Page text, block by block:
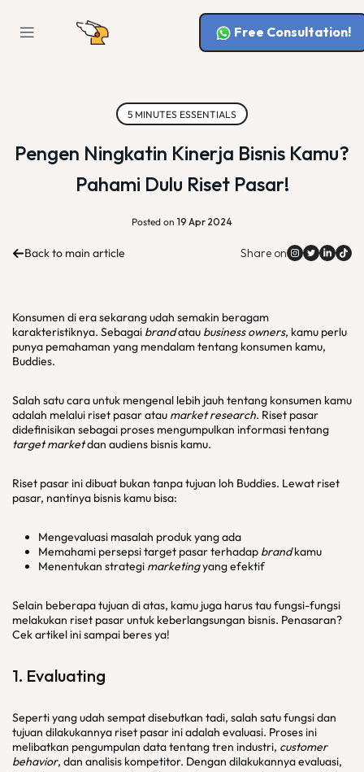
Free Consultation!
5 MINUTES ESSENTIALS
Pengen Ningkatin Kinerja Bisnis Kamu?
Pahami Dulu Riset Pasar!
Posted on 19 Apr 2024
Back to main article Share on
Konsumen di era sekarang udah semakin beragam
karakteristiknya. Sebagai brandatau business owners, kamu perlu
punya pemahaman yang mendalam tentang konsumen kamu,
Buddies.
Salah satu cara untuk mengenal lebih jauh tentang konsumen kamu
adalah melalui riset pasar atau market research. Riset pasar
didefinisikan sebagai proses mengumpulkan informasi tentang
target marketdan audiens bisnis kamu.
Riset pasar ini dibuat bukan tanpa tujuan loh Buddies. Lewat riset
pasar, nantinya bisnis kamu bisa:
Mengevaluasi masalah produk yang ada
Memahami persepsi target pasar terhadap brandkamu
Menentukan strategi marketingyang efektif
Selain beberapa tujuan di atas, kamu juga harus tau fungsi-fungsi
melakukan riset pasar untuk keberlangsungan bisnis. Penasaran?
Cek artikel ini sampai beres ya!
1. Evaluating
Seperti yang udah sempat disebutkan tadi, salah satu fungsi dan
tujuan dilakukannya riset pasar ini adalah evaluasi. Proses ini
melibatkan pengumpulan data tentang tren industri, customer
behavior, dan analisis kompetitor. Dengan dilakukannya evaluasi,